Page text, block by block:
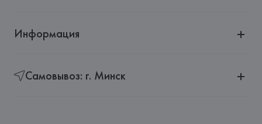
Информация
Самовывоз: г. Минск